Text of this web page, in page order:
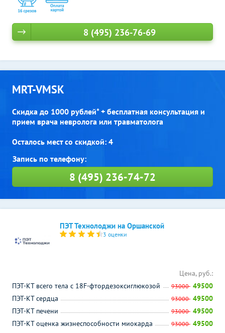
8 (495) 236-76-69
MRT-VMSK
Скидка до 1000 рублей* + бесплатная консультация и
прием врача невролога или травматолога
Осталось мест со скидкой: 4
8 (495) 236-74-72
ПЭТ Технолоджи на Оршанской
3 оценки
Цена, руб.:
ПЭТ-КТ всего тела с 18F-фтордезоксиглюкозой
93000 49500
ПЭТ-КТ сердца
93000 49500
ПЭТ-КТ печени
93000 49500
ПЭТ-КТ оценка жизнеспособности миокарда
93000 49500